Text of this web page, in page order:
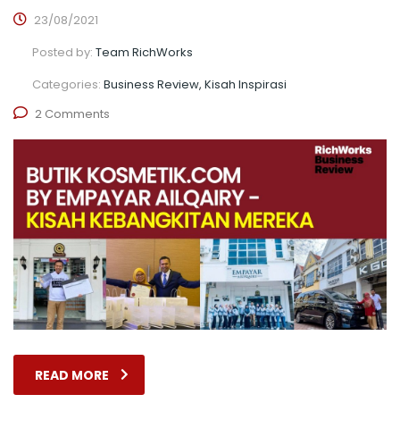
23/08/2021
Posted by: Team RichWorks
Categories: Business Review, Kisah Inspirasi
2 Comments
READ MORE